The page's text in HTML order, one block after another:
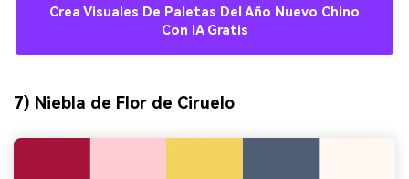
Crea Visuales De Paletas Del Año Nuevo Chino
Con IA Gratis
7) Niebla de Flor de Ciruelo